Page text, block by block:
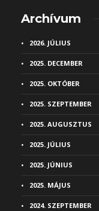
Archívum
2026. JÚLIUS
2025. DECEMBER
2025. OKTÓBER
2025. SZEPTEMBER
2025. AUGUSZTUS
2025. JÚLIUS
2025. JÚNIUS
2025. MÁJUS
2024. SZEPTEMBER